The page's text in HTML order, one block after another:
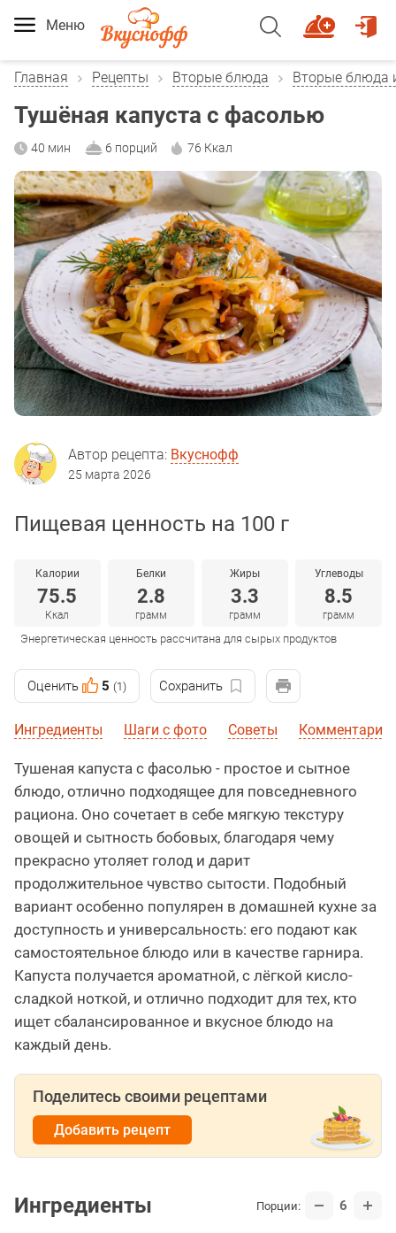
Меню
Главная Рецепты Вторые блюда Вторые блюда
Тушёная капуста с фасолью
40 мин 6 порций 76 Ккал
Автор рецепта: Вкуснофф
25 марта 2026
Пищевая ценность на 100 г
Калории
75.5
Ккал
Белки
2.8
грамм
Жиры
3.3
грамм
Углеводы
8.5
грамм
Энергетическая ценность рассчитана для сырых продуктов
Оценить 5 (1) Сохранить
Ингредиенты Шаги с фото Советы Комментарии
Тушеная капуста с фасолью - простое и сытное
блюдо, отлично подходящее для повседневного
рациона. Оно сочетает в себе мягкую текстуру
овощей и сытность бобовых, благодаря чему
прекрасно утоляет голод и дарит
продолжительное чувство сытости. Подобный
вариант особенно популярен в домашней кухне за
доступность и универсальность: его подают как
самостоятельное блюдо или в качестве гарнира.
Капуста получается ароматной, с лёгкой кисло-
сладкой ноткой, и отлично подходит для тех, кто
ищет сбалансированное и вкусное блюдо на
каждый день.
Поделитесь своими рецептами
Добавить рецепт
Ингредиенты Порции: 6